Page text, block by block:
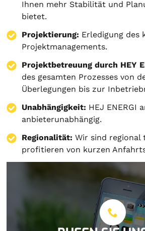
Ihnen mehr Stabilität und
bietet.
Projektierung: Erledigung des
Projektmanagements.
Projektbetreuung durch HEY
des gesamten Prozesses von
Überlegungen bis zur
Unabhängigkeit: HEJ ENERGI
anbieterunabhängig.
Regionalität: Wir sind regional
profitieren von kurzen